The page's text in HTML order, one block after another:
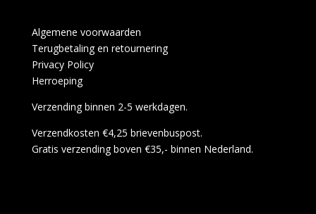
Algemene voorwaarden
Terugbetaling en retournering
Privacy Policy
Herroeping
Verzending binnen 2-5 werkdagen.
Verzendkosten €4,25 brievenbuspost.
Gratis verzending boven €35,- binnen Nederland.